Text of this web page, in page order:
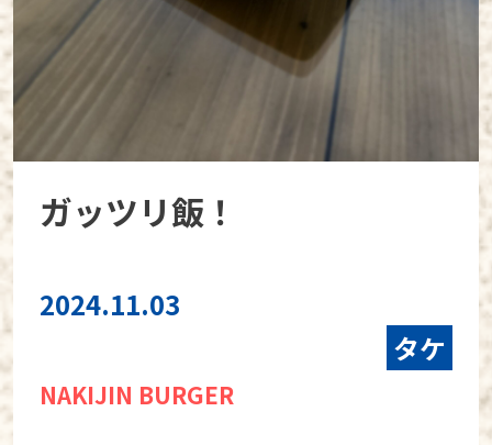
ガッツリ飯！
2024.11.03
タケ
NAKIJIN BURGER